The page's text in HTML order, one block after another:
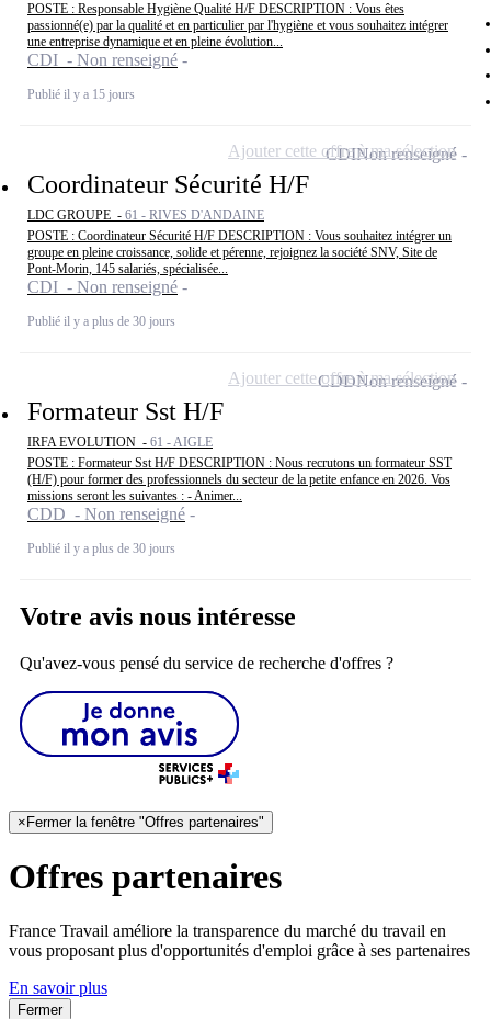
POSTE : Responsable Hygiène Qualité H/F DESCRIPTION : Vous êtes
passionné(e) par la qualité et en particulier par l'hygiène et vous souhaitez intégrer
une entreprise dynamique et en pleine évolution...
CDI - Non renseigné
Publié il y a 15 jours
Coordinateur Sécurité H/F
LDC GROUPE - 61 - RIVES D'ANDAINE
POSTE : Coordinateur Sécurité H/F DESCRIPTION : Vous souhaitez intégrer un
groupe en pleine croissance, solide et pérenne, rejoignez la société SNV, Site de
Pont-Morin, 145 salariés, spécialisée...
CDI - Non renseigné
Publié il y a plus de 30 jours
CDINon renseigné
Ajouter cette offre à ma sélection
Formateur Sst H/F
IRFA EVOLUTION - 61 - AIGLE
POSTE : Formateur Sst H/F DESCRIPTION : Nous recrutons un formateur SST
(H/F) pour former des professionnels du secteur de la petite enfance en 2026. Vos
missions seront les suivantes : - Animer...
CDD - Non renseigné
Publié il y a plus de 30 jours
CDDNon renseigné
Ajouter cette offre à ma sélection
Votre avis nous intéresse
Qu'avez-vous pensé du service de recherche d'offres ?
× Fermer la fenêtre "Offres partenaires"
Offres partenaires
France Travail améliore la transparence du marché du travail en
vous proposant plus d'opportunités d'emploi grâce à ses partenaires
En savoir plus
Fermer